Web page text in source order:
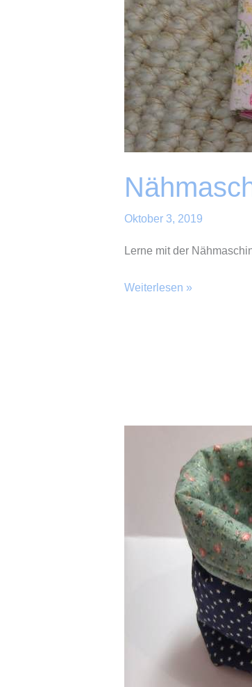
Oktober 3, 2019
Lerne mit der
Weiterlesen »